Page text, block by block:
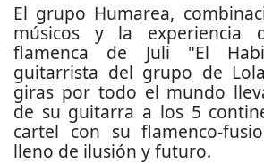
El grupo Humarea,
músicos y la experiencia
flamenca de Juli "El
guitarrista del grupo de
giras por todo el mundo
de su guitarra a los 5
cartel con su flamenco-
lleno de ilusión y futuro.